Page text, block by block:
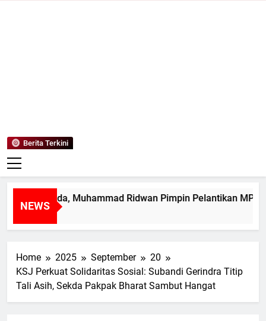
Berita Terkini
NEWS
Muda, Muhammad Ridwan Pimpin Pelantikan MPK SMAN
Home 2025 September
20
KSJ Perkuat Solidaritas Sosial: Subandi Gerindra Titip
Tali Asih, Sekda Pakpak Bharat Sambut Hangat